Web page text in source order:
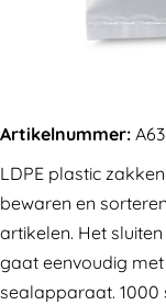
Artikelnummer:
LDPE plastic
bewaren en
artikelen. Het
gaat eenvoudig
sealapparaat. 1000